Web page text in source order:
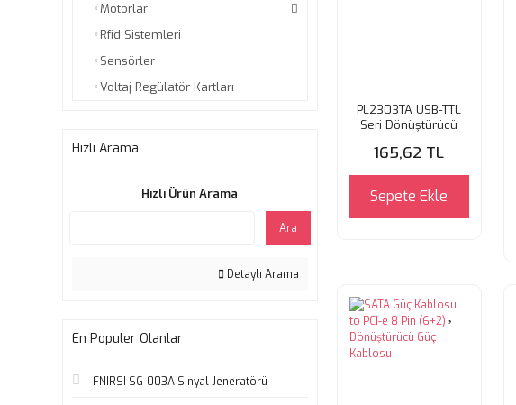
Motorlar
Rfid Sistemleri
Sensörler
Voltaj Regülatör Kartları
Hızlı Arama
Hızlı Ürün Arama
Ara
Detaylı Arama
En Populer Olanlar
FNIRSI SG-003A Sinyal Jeneratörü
PL2303TA USB-TTL
Seri Dönüştürücü
165,62 TL
Sepete Ekle